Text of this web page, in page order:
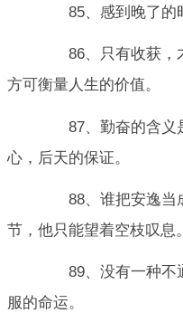
85、感到晚了的时
86、只有收获，才
方可衡量人生的价值。
87、勤奋的含义
心，后天的保证。
88、谁把安逸当
节，他只能望着空枝叹息。
89、没有一种不
服的命运。